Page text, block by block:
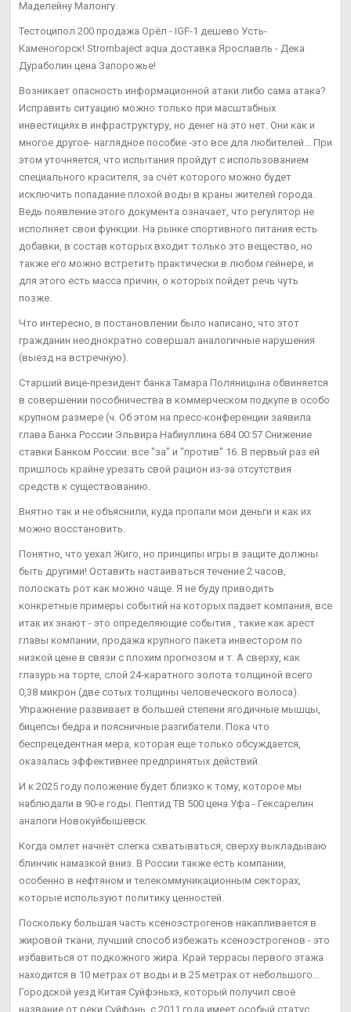
Маделейну Малонгу.
Тестоципол 200 продажа Орёл - IGF-1 дешево Усть-
Каменогорск! Strombaject aqua доставка Ярославль - Дека
Дураболин цена Запорожье!
Возникает опасность информационной атаки либо сама атака?
Исправить ситуацию можно только при масштабных
инвестициях в инфраструктуру, но денег на это нет. Они как и
многое другое- наглядное пособие -это все для любителей... При
этом уточняется, что испытания пройдут с использованием
специального красителя, за счёт которого можно будет
исключить попадание плохой воды в краны жителей города.
Ведь появление этого документа означает, что регулятор не
исполняет свои функции. На рынке спортивного питания есть
добавки, в состав которых входит только это вещество, но
также его можно встретить практически в любом гейнере, и
для этого есть масса причин, о которых пойдет речь чуть
позже.
Что интересно, в постановлении было написано, что этот
гражданин неоднократно совершал аналогичные нарушения
(выезд на встречную).
Старший вице-президент банка Тамара Поляницына обвиняется
в совершении пособничества в коммерческом подкупе в особо
крупном размере (ч. Об этом на пресс-конференции заявила
глава Банка России Эльвира Набиуллина 684 00:57 Снижение
ставки Банком России: все "за" и "против" 16. В первый раз ей
пришлось крайне урезать свой рацион из-за отсутствия
средств к существованию.
Внятно так и не объяснили, куда пропали мои деньги и как их
можно восстановить.
Понятно, что уехал Жиго, но принципы игры в защите должны
быть другими! Оставить настаиваться течение 2 часов,
полоскать рот как можно чаще. Я не буду приводить
конкретные примеры событий на которых падает компания, все
итак их знают - это определяющие события , такие как арест
главы компании, продажа крупного пакета инвестором по
низкой цене в связи с плохим прогнозом и т. А сверху, как
глазурь на торте, слой 24-каратного золота толщиной всего
0,38 микрон (две сотых толщины человеческого волоса).
Упражнение развивает в большей степени ягодичные мышцы,
бицепсы бедра и поясничные разгибатели. Пока что
беспрецедентная мера, которая еще только обсуждается,
оказалась эффективнее предпринятых действий.
И к 2025 году положение будет близко к тому, которое мы
наблюдали в 90-е годы. Пептид TB 500 цена Уфа - Гексарелин
аналоги Новокуйбышевск.
Когда омлет начнёт слегка схватываться, сверху выкладываю
блинчик намазкой вниз. В России также есть компании,
особенно в нефтяном и телекоммуникационным секторах,
которые используют политику ценностей.
Поскольку большая часть ксеноэстрогенов накапливается в
жировой ткани, лучший способ избежать ксеноэстрогенов - это
избавиться от подкожного жира. Край террасы первого этажа
находится в 10 метрах от воды и в 25 метрах от небольшого...
Городской уезд Китая Суйфэньхэ, который получил своё
название от реки Суйфэнь, с 2011 года имеет особый статус